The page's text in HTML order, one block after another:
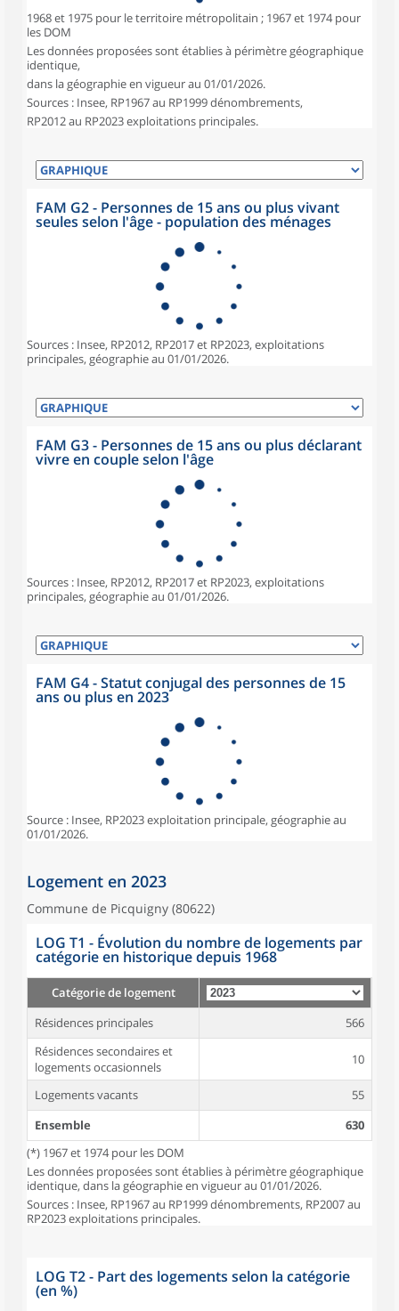
1968 et 1975 pour le territoire métropolitain ; 1967 et 1974 pour
les DOM
Les données proposées sont établies à périmètre géographique
identique,
dans la géographie en vigueur au 01/01/2026.
Sources : Insee, RP1967 au RP1999 dénombrements,
RP2012 au RP2023 exploitations principales.
FAM G2 - Personnes de 15 ans ou plus vivant
seules selon l'âge - population des ménages
Sources : Insee, RP2012, RP2017 et RP2023, exploitations
principales, géographie au 01/01/2026.
FAM G3 - Personnes de 15 ans ou plus déclarant
vivre en couple selon l'âge
Sources : Insee, RP2012, RP2017 et RP2023, exploitations
principales, géographie au 01/01/2026.
FAM G4 - Statut conjugal des personnes de 15
ans ou plus en 2023
Source : Insee, RP2023 exploitation principale, géographie au
01/01/2026.
Logement en 2023
Commune de Picquigny (80622)
LOG T1 - Évolution du nombre de logements par
catégorie en historique depuis 1968
Catégorie de logement
Résidences principales
566
Résidences secondaires et
logements occasionnels
10
Logements vacants
55
Ensemble
630
(*) 1967 et 1974 pour les DOM
Les données proposées sont établies à périmètre géographique
identique, dans la géographie en vigueur au 01/01/2026.
Sources : Insee, RP1967 au RP1999 dénombrements, RP2007 au
RP2023 exploitations principales.
LOG T2 - Part des logements selon la catégorie
(en %)